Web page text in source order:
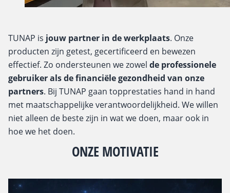
TUNAP is jouw partner in de werkplaats. Onze
producten zijn getest, gecertificeerd en bewezen
effectief. Zo ondersteunen we zowel de professionele
gebruiker als de financiële gezondheid van onze
partners. Bij TUNAP gaan topprestaties hand in hand
met maatschappelijke verantwoordelijkheid. We willen
niet alleen de beste zijn in wat we doen, maar ook in
hoe we het doen.
ONZE MOTIVATIE